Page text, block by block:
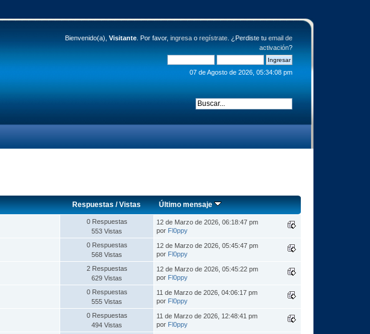
Bienvenido(a), Visitante. Por favor, ingresao regístrate. ¿Perdiste tu email de
activación?
07 de Agosto de 2026, 05:34:08 pm
Respuestas/Vistas
Último mensaje
0 Respuestas
553 Vistas
12 de Marzo de 2026, 06:18:47 pm
por Fl0ppy
0 Respuestas
568 Vistas
12 de Marzo de 2026, 05:45:47 pm
por Fl0ppy
2 Respuestas
629 Vistas
12 de Marzo de 2026, 05:45:22 pm
por Fl0ppy
0 Respuestas
555 Vistas
11 de Marzo de 2026, 04:06:17 pm
por Fl0ppy
0 Respuestas
494 Vistas
11 de Marzo de 2026, 12:48:41 pm
por Fl0ppy